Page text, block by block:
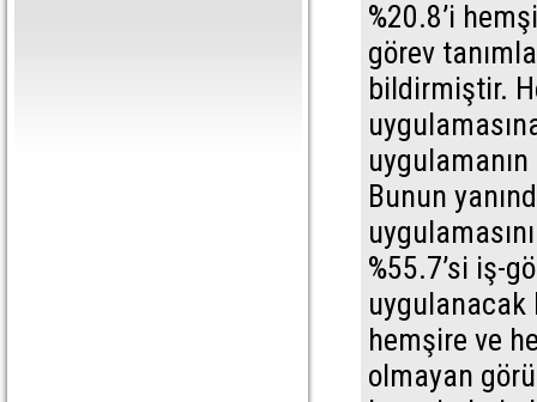
%20.8’i
görev
bildirmiştir.
Bunun
%55.7’si iş-
hemşire ve
olmayan